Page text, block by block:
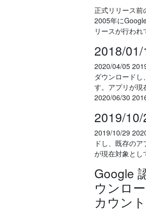
正式リリース前
2005年に
リースが行わ
2018/01/
2020/04/05
ダウンロード
す。アプリが現
2020/06/30
2019/
2019/10/29
ドし、既存の
が現在対象とし
Google
ウンロ
カウン